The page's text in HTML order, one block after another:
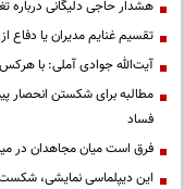
هشدار حاجی دلیگانی درباره
تقسیم غنایم مدیران یا دفاع
آیت‌الله جوادی آملی: با
مطالبه برای شکستن انحصار
فساد
فرق است میان مجاهدان در
این دیپلماسی نمایشی،